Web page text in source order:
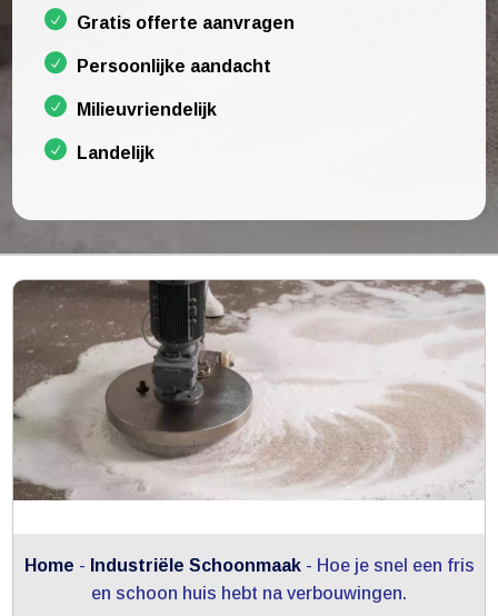
Gratis offerte aanvragen
Persoonlijke aandacht
Milieuvriendelijk
Landelijk
Home - Industriële Schoonmaak- Hoe je snel een fris
en schoon huis hebt na verbouwingen.​